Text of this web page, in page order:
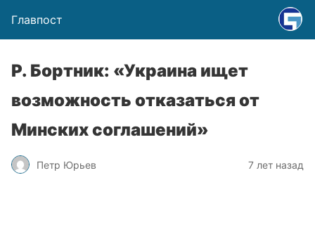
Главпост
Р. Бортник: «Украина ищет
возможность отказаться от
Минских соглашений»
Петр Юрьев 7 лет назад